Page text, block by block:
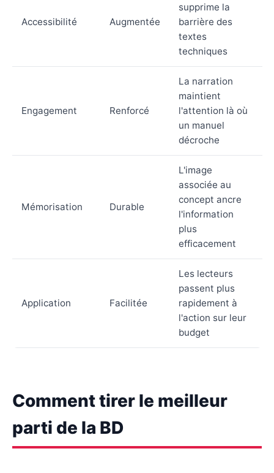
Accessibilité Augmentée
supprime la
barrière des
textes
techniques
Engagement Renforcé
La narration
maintient
l'attention là où
un manuel
décroche
Mémorisation Durable
L'image
associée au
concept ancre
l'information
plus
efficacement
Application Facilitée
Les lecteurs
passent plus
rapidement à
l'action sur leur
budget
Comment tirer le meilleur
parti de la BD